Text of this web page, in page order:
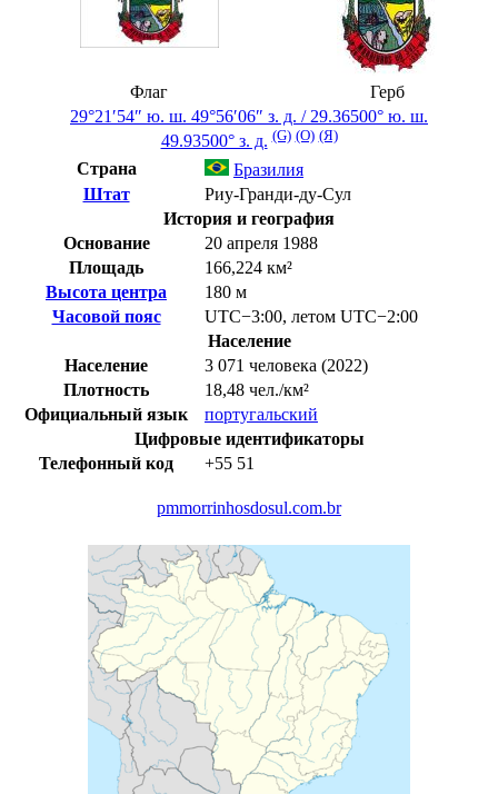
Флаг
Герб
29°21′54″ ю. ш. 49°56′06″ з. д. / 29.36500° ю. ш.
49.93500° з. д. (G) (O) (Я)
Страна
Бразилия
Штат
Риу-Гранди-ду-Сул
История и география
Основание
20 апреля 1988
Площадь
166,224 км²
Высота центра
180 м
Часовой пояс
UTC−3:00, летом UTC−2:00
Население
Население
3 071 человека (2022)
Плотность
18,48 чел./км²
Официальный язык
португальский
Цифровые идентификаторы
Телефонный код
+55 51
pmmorrinhosdosul.com.br